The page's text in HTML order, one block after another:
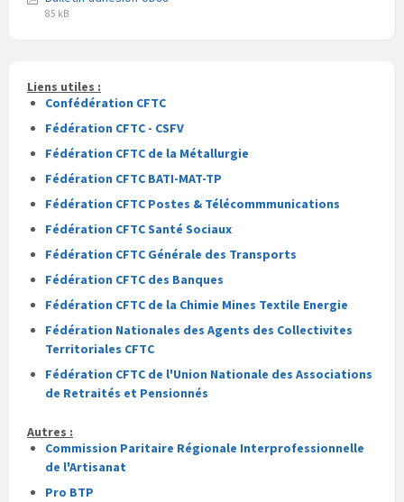
pdf
Extension
fichier
Taille
fichier
85 kB
Liens utiles :
Confédération CFTC
Fédération CFTC - CSFV
Fédération CFTC de la Métallurgie
Fédération CFTC BATI-MAT-TP
Fédération CFTC Postes & Télécommmunications
Fédération CFTC Santé Sociaux
Fédération CFTC Générale des Transports
Fédération CFTC des Banques
Fédération CFTC de la Chimie Mines Textile Energie
Fédération Nationales des Agents des Collectivites
Territoriales CFTC
Fédération CFTC de l'Union Nationale des Associations
de Retraités et Pensionnés
Autres :
Commission Paritaire Régionale Interprofessionnelle
de l'Artisanat
Pro BTP